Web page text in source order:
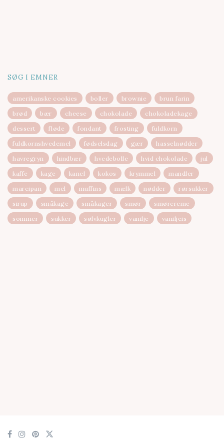
SØG I EMNER
amerikanske cookies boller brownie
brun farin
brød
bær cheese chokolade
chokoladekage
dessert
fløde fondant frosting
fuldkorn
fuldkornshvedemel
fødselsdag gær
hasselnødder
havregryn
hindbær hvedebolle hvid chokolade
jul
kaffe
kage kanel kokos krymmel
mandler
marcipan
mel muffins mælk nødder
rørsukker
sirup
småkage småkager smør
smørcreme
sommer
sukker sølvkugler vanilje vaniljeis